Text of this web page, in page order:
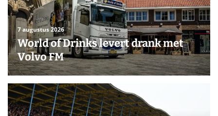
7 augustus 2026
World of Drinks levert drank met
Volvo FM